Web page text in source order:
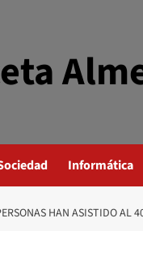
Informática
HAN ASISTIDO AL